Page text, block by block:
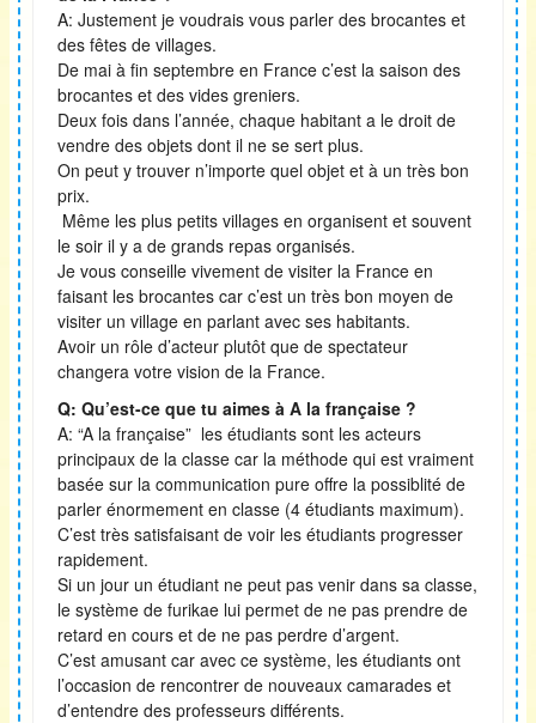
A: Justement je voudrais vous parler des brocantes et
des fêtes de villages.
De mai à fin septembre en France c’est la saison des
brocantes et des vides greniers.
Deux fois dans l’année, chaque habitant a le droit de
vendre des objets dont il ne se sert plus.
On peut y trouver n’importe quel objet et à un très bon
prix.
Même les plus petits villages en organisent et souvent
le soir il y a de grands repas organisés.
Je vous conseille vivement de visiter la France en
faisant les brocantes car c’est un très bon moyen de
visiter un village en parlant avec ses habitants.
Avoir un rôle d’acteur plutôt que de spectateur
changera votre vision de la France.
Q: Qu’est-ce que tu aimes à A la française ?
A: “A la française” les étudiants sont les acteurs
principaux de la classe car la méthode qui est vraiment
basée sur la communication pure offre la possiblité de
parler énormement en classe (4 étudiants maximum).
C’est très satisfaisant de voir les étudiants progresser
rapidement.
Si un jour un étudiant ne peut pas venir dans sa classe,
le système de furikae lui permet de ne pas prendre de
retard en cours et de ne pas perdre d’argent.
C’est amusant car avec ce système, les étudiants ont
l’occasion de rencontrer de nouveaux camarades et
d’entendre des professeurs différents.